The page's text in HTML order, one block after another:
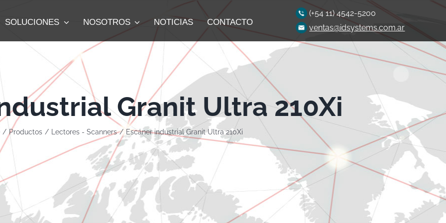
SOLUCIONES NOSOTROS NOTICIAS CONTACTO
(+54 11) 4542-5200
ventas@idsystems.com.ar
Granit Ultra 210Xi
Productos Lectores - Scanners Escáner industrial Granit Ultra 210Xi